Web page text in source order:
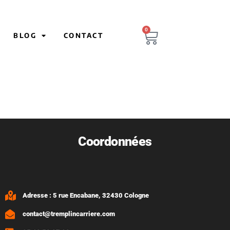
BLOG CONTACT
0
Coordonnées
Adresse : 5 rue Encabane, 32430 Cologne
contact@tremplincarriere.com